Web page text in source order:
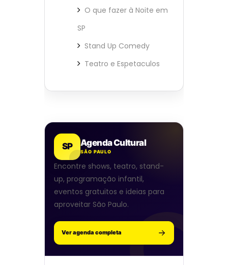
O que fazer à Noite em
SP
Stand Up Comedy
Teatro e Espetaculos
SP Agenda Cultural
SÃO PAULO
Encontre shows, teatro, stand-
up, programação infantil,
eventos gratuitos e ideias para
aproveitar São Paulo.
Ver agenda completa